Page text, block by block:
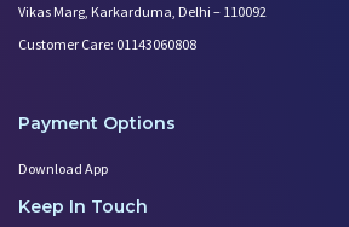
Vikas Marg, Karkarduma, Delhi – 110092
Customer Care: 01143060808
Payment Options
Download App
Keep In Touch